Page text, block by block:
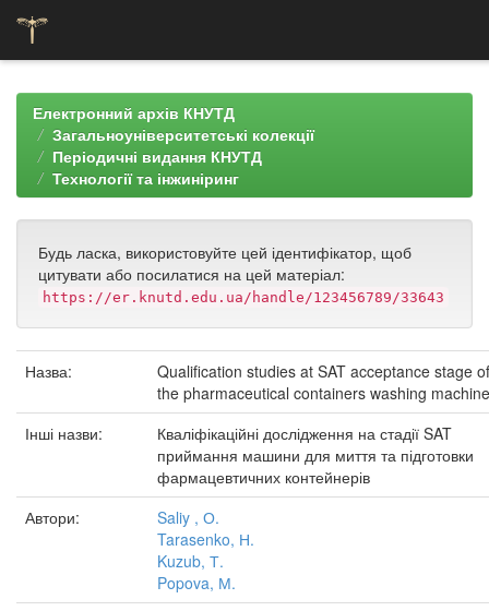
navigationЕлектронний архів КНУТД
Загальноуніверситетські колекції
Періодичні видання КНУТД
Технології та інжиніринг
Будь ласка, використовуйте цей ідентифікатор, щоб
цитувати або посилатися на цей матеріал:
https://er.knutd.edu.ua/handle/123456789/33643
Назва:
Qualification studies at SAT acceptance stage of
the pharmaceutical containers washing machine
Інші назви:
Кваліфікаційні дослідження на стадії SAT
приймання машини для миття та підготовки
фармацевтичних контейнерів
Автори:
Saliy , О.
Tarasenko, Н.
Kuzub, Т.
Popova, М.